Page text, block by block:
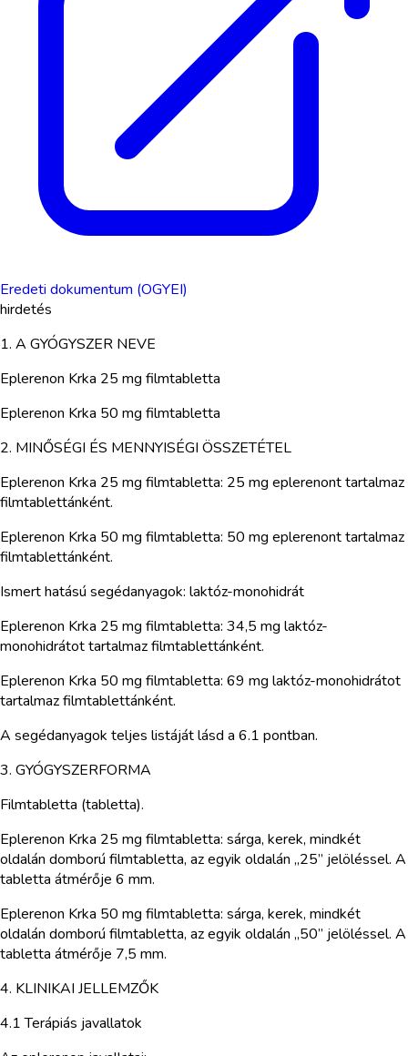
Eredeti dokumentum (OGYEI)
hirdetés
1. A GYÓGYSZER NEVE
Eplerenon Krka 25 mg filmtabletta
Eplerenon Krka 50 mg filmtabletta
2. MINŐSÉGI ÉS MENNYISÉGI ÖSSZETÉTEL
Eplerenon Krka 25 mg filmtabletta: 25 mg eplerenont tartalmaz
filmtablettánként.
Eplerenon Krka 50 mg filmtabletta: 50 mg eplerenont tartalmaz
filmtablettánként.
Ismert hatású segédanyagok: laktóz-monohidrát
Eplerenon Krka 25 mg filmtabletta: 34,5 mg laktóz-
monohidrátot tartalmaz filmtablettánként.
Eplerenon Krka 50 mg filmtabletta: 69 mg laktóz-monohidrátot
tartalmaz filmtablettánként.
A segédanyagok teljes listáját lásd a 6.1 pontban.
3. GYÓGYSZERFORMA
Filmtabletta (tabletta).
Eplerenon Krka 25 mg filmtabletta: sárga, kerek, mindkét
oldalán domború filmtabletta, az egyik oldalán „25” jelöléssel. A
tabletta átmérője 6 mm.
Eplerenon Krka 50 mg filmtabletta: sárga, kerek, mindkét
oldalán domború filmtabletta, az egyik oldalán „50” jelöléssel. A
tabletta átmérője 7,5 mm.
4. KLINIKAI JELLEMZŐK
4.1 Terápiás javallatok